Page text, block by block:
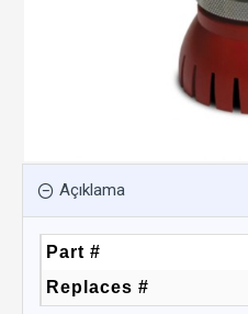
Açıklama
Part #
Replaces #